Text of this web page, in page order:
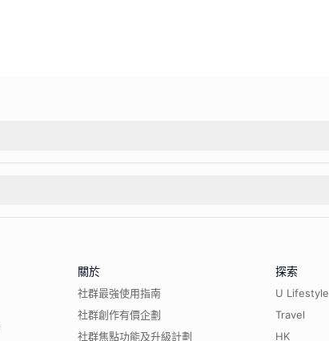
關於
社群最強使用指南
社群創作有價企劃
社群焦點功能及升級計劃
探索
U Lifestyle
Travel
HK